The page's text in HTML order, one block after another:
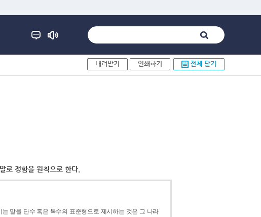
내려받기 인쇄하기 전체 닫기
로 정함을 원칙으로 한다.
말을 단수 혹은 복수의 표준형으로 제시하는 것은 그 나라